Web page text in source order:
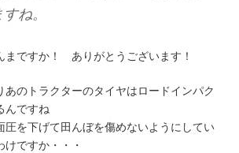
ね。
まですか！ ありがとうございます！
あのトラクターのタイヤはロードインパク
んですね
圧を下げて田んぼを傷めないようにしてい
けですか・・・